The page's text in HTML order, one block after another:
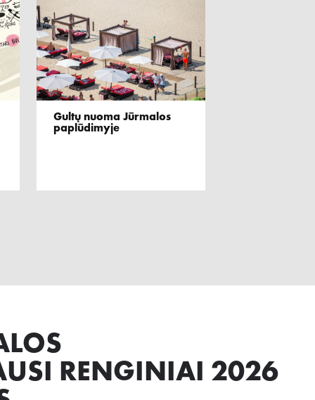
Gultų nuoma Jūrmalos
paplūdimyje
RENGINIAI 2026